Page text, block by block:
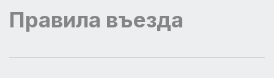
Правила въезда